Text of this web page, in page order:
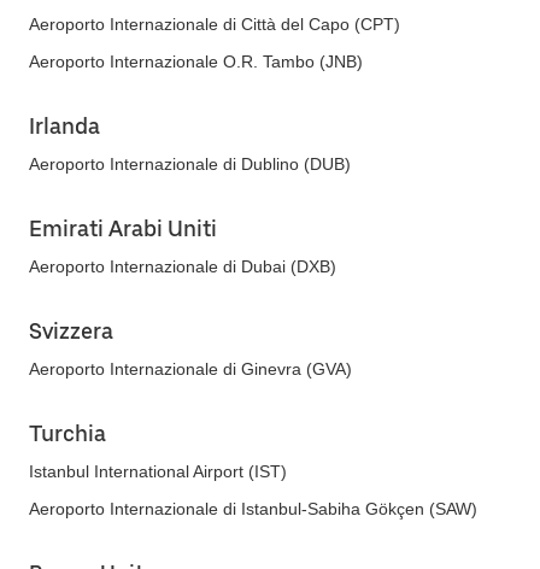
Aeroporto Internazionale di Città del Capo (CPT)
Aeroporto Internazionale O.R. Tambo (JNB)
Irlanda
Aeroporto Internazionale di Dublino (DUB)
Emirati Arabi Uniti
Aeroporto Internazionale di Dubai (DXB)
Svizzera
Aeroporto Internazionale di Ginevra (GVA)
Turchia
Istanbul International Airport (IST)
Aeroporto Internazionale di Istanbul-Sabiha Gökçen (SAW)